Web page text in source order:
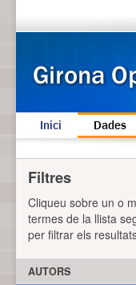
Inici Dades
Filtres
Cliqueu sobre un o
termes de la llista
per filtrar els
AUTORS